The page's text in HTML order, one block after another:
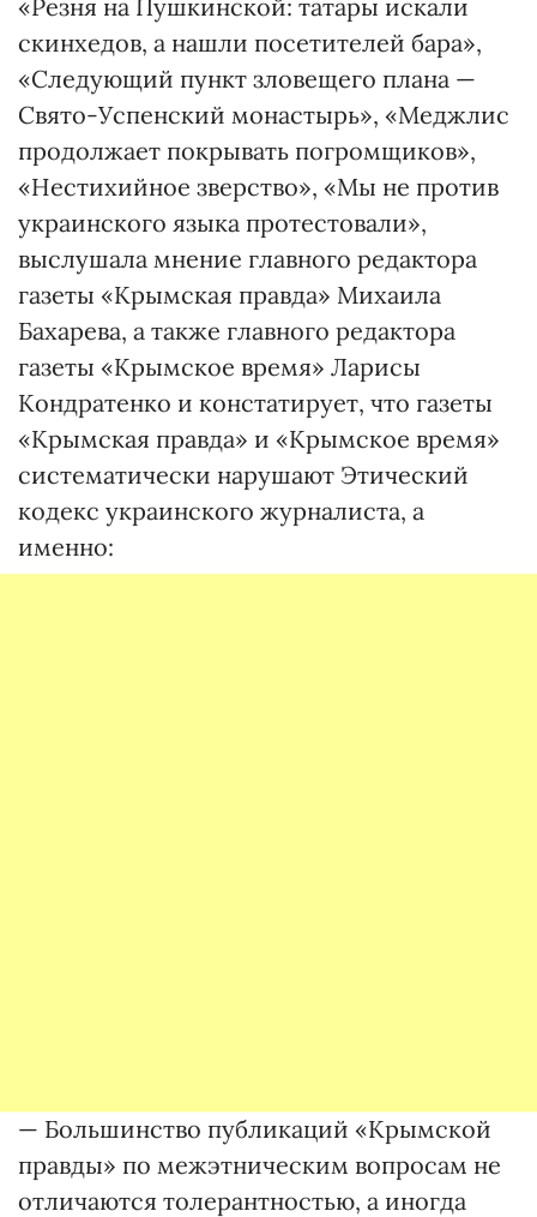
«Резня на Пушкинской: татары искали
скинхедов, а нашли посетителей бара»,
«Следующий пункт зловещего плана —
Свято-Успенский монастырь», «Меджлис
продолжает покрывать погромщиков»,
«Нестихийное зверство», «Мы не против
украинского языка протестовали»,
выслушала мнение главного редактора
газеты «Крымская правда» Михаила
Бахарева, а также главного редактора
газеты «Крымское время» Ларисы
Кондратенко и констатирует, что газеты
«Крымская правда» и «Крымское время»
систематически нарушают Этический
кодекс украинского журналиста, а
именно:
— Большинство публикаций «Крымской
правды» по межэтническим вопросам не
отличаются толерантностью, а иногда